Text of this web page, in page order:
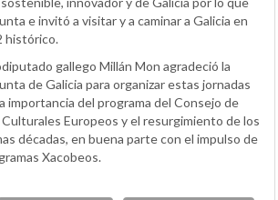
e invitó a visitar y a caminar a Galicia en
histórico.
gallego Millán Mon agradeció la
de Galicia para organizar estas jornadas
importancia del programa del Consejo de
Europeos y el resurgimiento de los
décadas, en buena parte con el impulso de
Xacobeos.